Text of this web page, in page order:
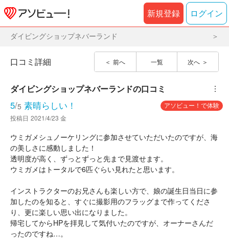
新規登録 ログイン
ダイビングショップネバーランド
前へ 一覧 次へ
口コミ詳細
ダイビングショップネバーランドの口コミ ︙
5/5 素晴らしい！
アソビュー！で体験
投稿日 2021/4/23 金
ウミガメシュノーケリングに参加させていただいたのですが、海
の美しさに感動しました！
透明度が高く、ずっとずっと先まで見渡せます。
ウミガメはトータルで6匹ぐらい見れたと思います。
インストラクターのお兄さんも楽しい方で、娘の誕生日当日に参
加したのを知ると、すぐに撮影用のフラッグまで作ってくださ
り、更に楽しい思い出になりました。
帰宅してからHPを拝見して気付いたのですが、オーナーさんだ
ったのですね…。